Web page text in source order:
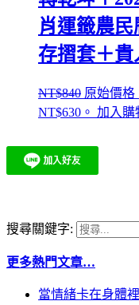
肖運籤農
存摺套＋貴
NT$840 原始價格
NT$630。 加入購
搜尋關鍵字:
更多熱門文章…
當情緒卡在身體